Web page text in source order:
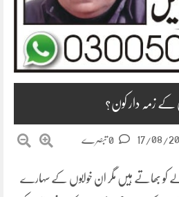
کے زمہ دار کون؟
17/08/
کو بھاتے ہیں مگر ان خوابوں کے سہارے